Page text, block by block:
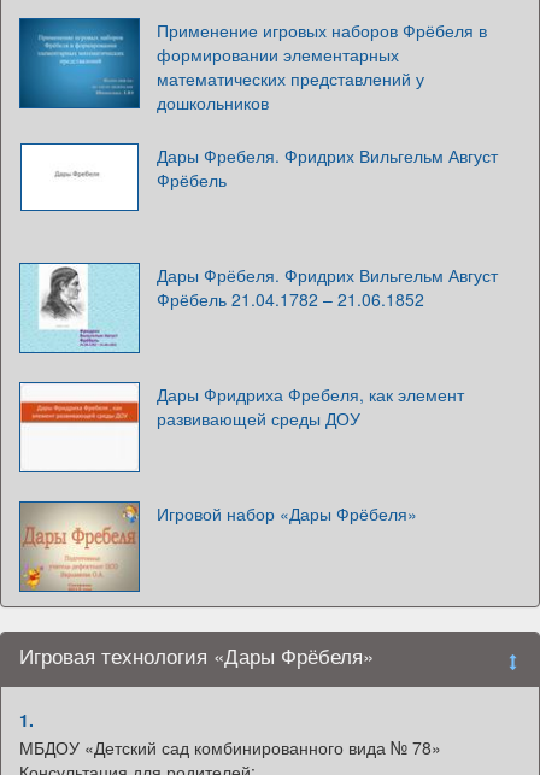
Применение игровых наборов Фрёбеля в
формировании элементарных
математических представлений у
дошкольников
Дары Фребеля. Фридрих Вильгельм Август
Фрёбель
Дары Фрёбеля. Фридрих Вильгельм Август
Фрёбель 21.04.1782 – 21.06.1852
Дары Фридриха Фребеля, как элемент
развивающей среды ДОУ
Игровой набор «Дары Фрёбеля»
Игровая технология «Дары Фрёбеля»
1.
МБДОУ «Детский сад комбинированного вида № 78»